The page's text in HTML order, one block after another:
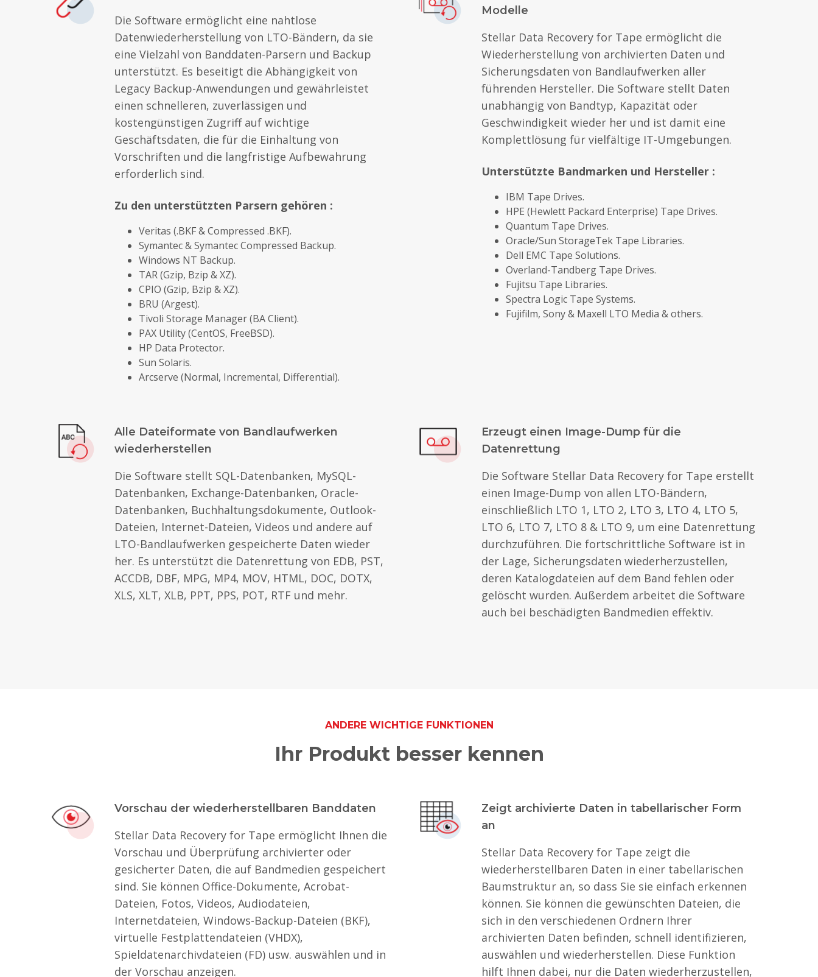
Die Software ermöglicht eine nahtlose
Datenwiederherstellung von LTO-Bändern, da sie
eine Vielzahl von Banddaten-Parsern und Backup
unterstützt. Es beseitigt die Abhängigkeit von
Legacy Backup-Anwendungen und gewährleistet
einen schnelleren, zuverlässigen und
kostengünstigen Zugriff auf wichtige
Geschäftsdaten, die für die Einhaltung von
Vorschriften und die langfristige Aufbewahrung
erforderlich sind.
Zu den unterstützten Parsern gehören :
Veritas (.BKF & Compressed .BKF).
Symantec & Symantec Compressed Backup.
Windows NT Backup.
TAR (Gzip, Bzip & XZ).
CPIO (Gzip, Bzip & XZ).
BRU (Argest).
Tivoli Storage Manager (BA Client).
PAX Utility (CentOS, FreeBSD).
HP Data Protector.
Sun Solaris.
Arcserve (Normal, Incremental, Differential).
Modelle
Stellar Data Recovery for Tape ermöglicht die
Wiederherstellung von archivierten Daten und
Sicherungsdaten von Bandlaufwerken aller
führenden Hersteller. Die Software stellt Daten
unabhängig von Bandtyp, Kapazität oder
Geschwindigkeit wieder her und ist damit eine
Komplettlösung für vielfältige IT-Umgebungen.
Unterstützte Bandmarken und Hersteller :
IBM Tape Drives.
HPE (Hewlett Packard Enterprise) Tape Drives.
Quantum Tape Drives.
Oracle/Sun StorageTek Tape Libraries.
Dell EMC Tape Solutions.
Overland-Tandberg Tape Drives.
Fujitsu Tape Libraries.
Spectra Logic Tape Systems.
Fujifilm, Sony & Maxell LTO Media & others.
Alle Dateiformate von Bandlaufwerken
wiederherstellen
Die Software stellt SQL-Datenbanken, MySQL-
Datenbanken, Exchange-Datenbanken, Oracle-
Datenbanken, Buchhaltungsdokumente, Outlook-
Dateien, Internet-Dateien, Videos und andere auf
LTO-Bandlaufwerken gespeicherte Daten wieder
her. Es unterstützt die Datenrettung von EDB, PST,
ACCDB, DBF, MPG, MP4, MOV, HTML, DOC, DOTX,
XLS, XLT, XLB, PPT, PPS, POT, RTF und mehr.
Erzeugt einen Image-Dump für die
Datenrettung
Die Software Stellar Data Recovery for Tape erstellt
einen Image-Dump von allen LTO-Bändern,
einschließlich LTO 1, LTO 2, LTO 3, LTO 4, LTO 5,
LTO 6, LTO 7, LTO 8 & LTO 9, um eine Datenrettung
durchzuführen. Die fortschrittliche Software ist in
der Lage, Sicherungsdaten wiederherzustellen,
deren Katalogdateien auf dem Band fehlen oder
gelöscht wurden. Außerdem arbeitet die Software
auch bei beschädigten Bandmedien effektiv.
ANDERE WICHTIGE FUNKTIONEN
Ihr Produkt besser kennen
Vorschau der wiederherstellbaren Banddaten
Stellar Data Recovery for Tape ermöglicht Ihnen die
Vorschau und Überprüfung archivierter oder
gesicherter Daten, die auf Bandmedien gespeichert
sind. Sie können Office-Dokumente, Acrobat-
Dateien, Fotos, Videos, Audiodateien,
Internetdateien, Windows-Backup-Dateien (BKF),
virtuelle Festplattendateien (VHDX),
Spieldatenarchivdateien (FD) usw. auswählen und in
der Vorschau anzeigen.
Zeigt archivierte Daten in tabellarischer Form
an
Stellar Data Recovery for Tape zeigt die
wiederherstellbaren Daten in einer tabellarischen
Baumstruktur an, so dass Sie sie einfach erkennen
können. Sie können die gewünschten Dateien, die
sich in den verschiedenen Ordnern Ihrer
archivierten Daten befinden, schnell identifizieren,
auswählen und wiederherstellen. Diese Funktion
hilft Ihnen dabei, nur die Daten wiederherzustellen,